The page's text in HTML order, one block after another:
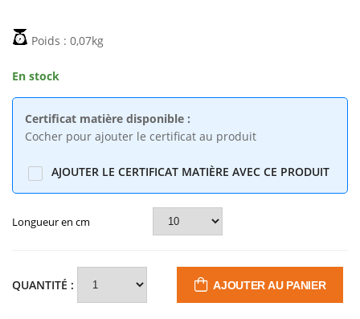
clou urbain lisse
diam 80mm
9,64€
Poids : 0,07kg
En stock
Certificat matière disponible :
Cocher pour ajouter le certificat au produit
AJOUTER LE CERTIFICAT MATIÈRE AVEC CE PRODUIT
QUANTITÉ : AJOUTER AU PANIER